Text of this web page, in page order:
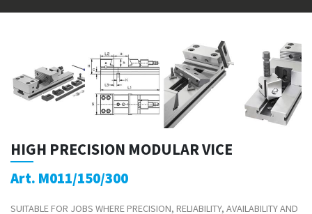
HIGH PRECISION MODULAR VICE
Art. M011/150/300
SUITABLE FOR JOBS WHERE PRECISION, RELIABILITY, AVAILABILITY AND